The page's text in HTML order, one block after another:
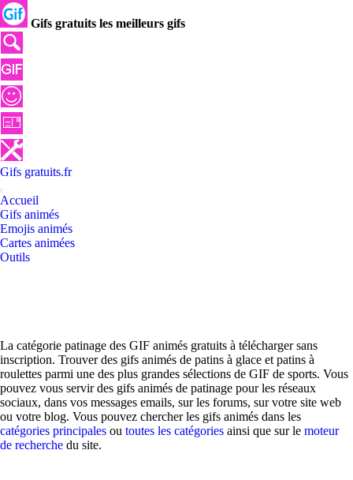
Gifs gratuits les meilleurs gifs
Gifs gratuits.fr
Accueil
Gifs animés
Emojis animés
Cartes animées
Outils
La catégorie patinage des GIF animés gratuits à télécharger sans
inscription. Trouver des gifs animés de patins à glace et patins à
roulettes parmi une des plus grandes sélections de GIF de sports. Vous
pouvez vous servir des gifs animés de patinage pour les réseaux
sociaux, dans vos messages emails, sur les forums, sur votre site web
ou votre blog. Vous pouvez chercher les gifs animés dans les
catégories principales ou toutes les catégories ainsi que sur le moteur
de recherche du site.